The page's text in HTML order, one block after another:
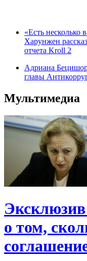
«Есть несколько
Харунжен
отчета Kroll 2
Адриана
главы
Мультимедиа
о том,